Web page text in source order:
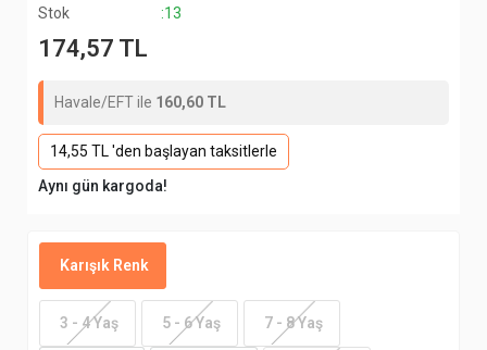
Stok
:13
174,57 TL
Havale/EFT ile 160,60 TL
14,55 TL 'den başlayan taksitlerle
Aynı gün kargoda!
Karışık Renk
3 - 4 Yaş 5 - 6 Yaş 7 - 8 Yaş